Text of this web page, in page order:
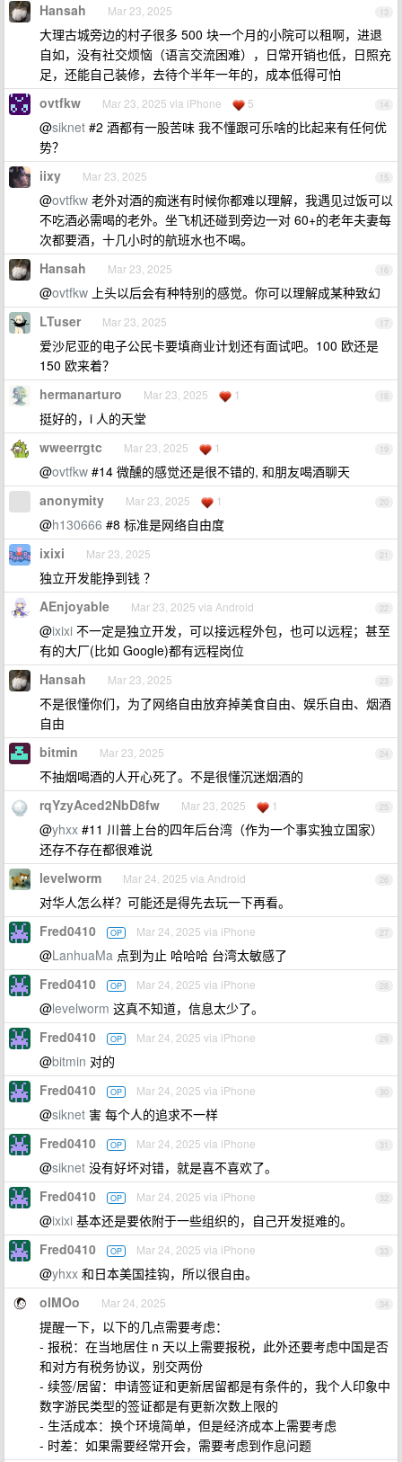
13
Hansah Mar 23, 2025
大理古城旁边的村子很多 500 块一个月的小院可以租啊，进退
自如，没有社交烦恼（语言交流困难），日常开销也低，日照充
足，还能自己装修，去待个半年一年的，成本低得可怕
14
ovtfkw Mar 23, 2025 via iPhone 5
@siknet #2 酒都有一股苦味 我不懂跟可乐啥的比起来有任何优
势？
15
iixy Mar 23, 2025
@ovtfkw 老外对酒的痴迷有时候你都难以理解，我遇见过饭可以
不吃酒必需喝的老外。坐飞机还碰到旁边一对 60+的老年夫妻每
次都要酒，十几小时的航班水也不喝。
16
Hansah Mar 23, 2025
@ovtfkw 上头以后会有种特别的感觉。你可以理解成某种致幻
17
LTuser Mar 23, 2025
爱沙尼亚的电子公民卡要填商业计划还有面试吧。100 欧还是
150 欧来着？
18
hermanarturo Mar 23, 2025 1
挺好的，i 人的天堂
19
wweerrgtc Mar 23, 2025 1
@ovtfkw #14 微醺的感觉还是很不错的, 和朋友喝酒聊天
20
anonymity Mar 23, 2025 1
@h130666 #8 标准是网络自由度
21
ixixi Mar 23, 2025
独立开发能挣到钱 ？
22
AEnjoyable Mar 23, 2025 via Android
@ixixi 不一定是独立开发，可以接远程外包，也可以远程；甚至
有的大厂(比如 Google)都有远程岗位
23
Hansah Mar 23, 2025
不是很懂你们，为了网络自由放弃掉美食自由、娱乐自由、烟酒
自由
24
bitmin Mar 23, 2025
不抽烟喝酒的人开心死了。不是很懂沉迷烟酒的
25
rqYzyAced2NbD8fw Mar 23, 2025 1
@yhxx #11 川普上台的四年后台湾（作为一个事实独立国家）
还存不存在都很难说
26
levelworm Mar 24, 2025 via Android
对华人怎么样？可能还是得先去玩一下再看。
27
Fred0410 OP Mar 24, 2025 via iPhone
@LanhuaMa 点到为止 哈哈哈 台湾太敏感了
28
Fred0410 OP Mar 24, 2025 via iPhone
@levelworm 这真不知道，信息太少了。
29
Fred0410 OP Mar 24, 2025 via iPhone
@bitmin 对的
30
Fred0410 OP Mar 24, 2025 via iPhone
@siknet 害 每个人的追求不一样
31
Fred0410 OP Mar 24, 2025 via iPhone
@siknet 没有好坏对错，就是喜不喜欢了。
32
Fred0410 OP Mar 24, 2025 via iPhone
@ixixi 基本还是要依附于一些组织的，自己开发挺难的。
33
Fred0410 OP Mar 24, 2025 via iPhone
@yhxx 和日本美国挂钩，所以很自由。
34
oIMOo Mar 24, 2025
提醒一下，以下的几点需要考虑：
- 报税：在当地居住 n 天以上需要报税，此外还要考虑中国是否
和对方有税务协议，别交两份
- 续签/居留：申请签证和更新居留都是有条件的，我个人印象中
数字游民类型的签证都是有更新次数上限的
- 生活成本：换个环境简单，但是经济成本上需要考虑
- 时差：如果需要经常开会，需要考虑到作息问题